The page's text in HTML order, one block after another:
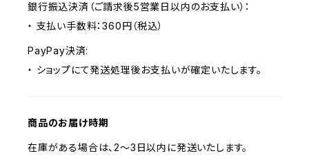
銀行振込決済（ご請求後5営業日以内のお支払い）：
・ 支払い手数料：360円（税込）
PayPay決済:
・ ショップにて発送処理後お支払いが確定いたします。
商品のお届け時期
在庫がある場合は、2〜3日以内に発送いたします。